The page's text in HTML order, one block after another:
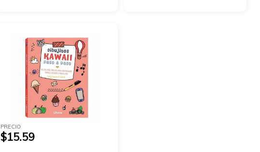
PRECIO
$15.59